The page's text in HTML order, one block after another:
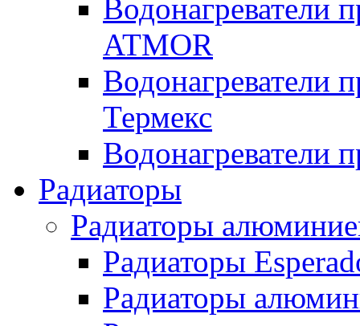
Водонагреватели
ATMOR
Водонагреватели
Термекс
Водонагреватели
Радиаторы
Радиаторы
Радиаторы
Радиаторы